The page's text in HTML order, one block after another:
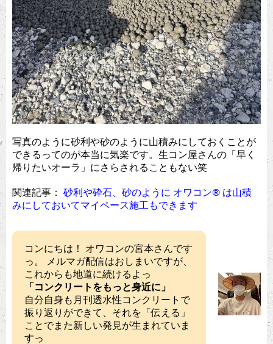
写真のように砂利や砂のように山積みにしておくことが
できるってのが本当に気楽です。生コン屋さんの「早く
帰りたいオーラ」にさらされることもない笑
関連記事： 砂利や砕石、砂のように オワコン®︎ は山積
みにしておいてマイペース施工もできます
コンにちは！ オワコンの宮本さんです
っ。 メルマガ配信はおしまいですが、
これからも地道に続けるよっ
「コンクリートをもっと身近に」
自分自身も月刊透水性コンクリートで
振り返りができて、それを「伝える」
ことでまた新しい発見が生まれていま
すっ